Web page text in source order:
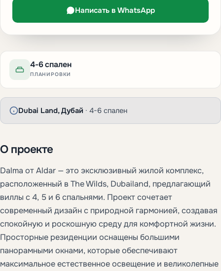
4-6 спален
ПЛАНИРОВКИ
Dubai Land, Дубай · 4-6 спален
О проекте
Dalma от Aldar — это эксклюзивный жилой комплекс,
расположенный в The Wilds, Dubailand, предлагающий
виллы с 4, 5 и 6 спальнями. Проект сочетает
современный дизайн с природной гармонией, создавая
спокойную и роскошную среду для комфортной жизни.
Просторные резиденции оснащены большими
панорамными окнами, которые обеспечивают
максимальное естественное освещение и великолепные
Написать в WhatsApp